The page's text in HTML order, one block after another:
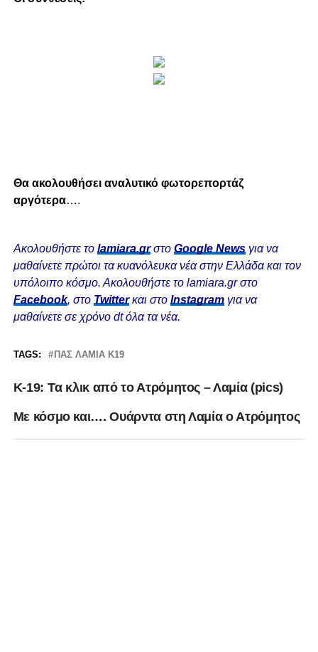
Θα ακολουθήσει αναλυτικό φωτορεπορτάζ
αργότερα….
Ακολουθήστε το lamiara.grστο Google Newsγια να
μαθαίνετε πρώτοι τα κυανόλευκα νέα στην Ελλάδα και τον
υπόλοιπο κόσμο. Ακολουθήστε το lamiara.gr στο
Facebook, στο Twitterκαι στο Instagram για να
μαθαίνετε σε χρόνο dt όλα τα νέα.
TAGS: ΠΑΣ ΛΑΜΙΑ Κ19
K-19: Tα κλικ από το Ατρόμητος – Λαμία (pics)
Με κόσμο και…. Ουάρντα στη Λαμία ο Ατρόμητος